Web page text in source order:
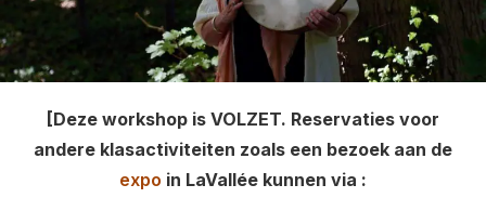
[Deze workshop is VOLZET. Reservaties voor
andere klasactiviteiten zoals een bezoek aan de
expo in LaVallée kunnen via :